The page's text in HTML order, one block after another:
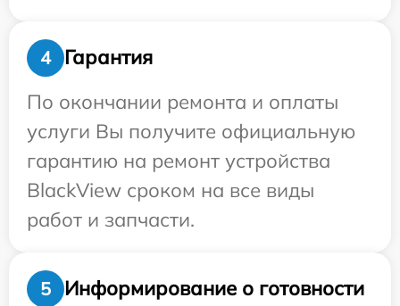
4
Гарантия
По окончании ремонта и оплаты
услуги Вы получите официальную
гарантию на ремонт устройства
BlackView сроком на все виды
работ и запчасти.
5
Информирование о готовности